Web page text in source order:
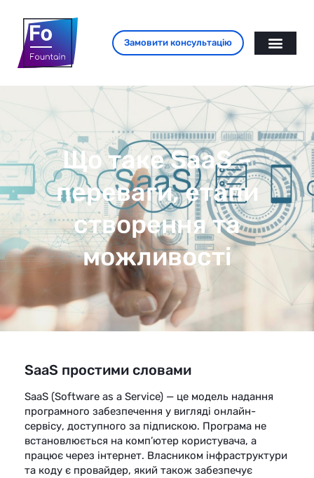
Замовити консультацію
Що таке SaaS –
переваги, етапи
створення та
можливості
SaaS простими словами
SaaS (Software as a Service) — це модель надання
програмного забезпечення у вигляді онлайн-
сервісу, доступного за підпискою. Програма не
встановлюється на комп’ютер користувача, а
працює через інтернет. Власником інфраструктури
та коду є провайдер, який також забезпечує